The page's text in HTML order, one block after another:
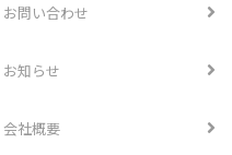
お問い合わせ
お知らせ
会社概要